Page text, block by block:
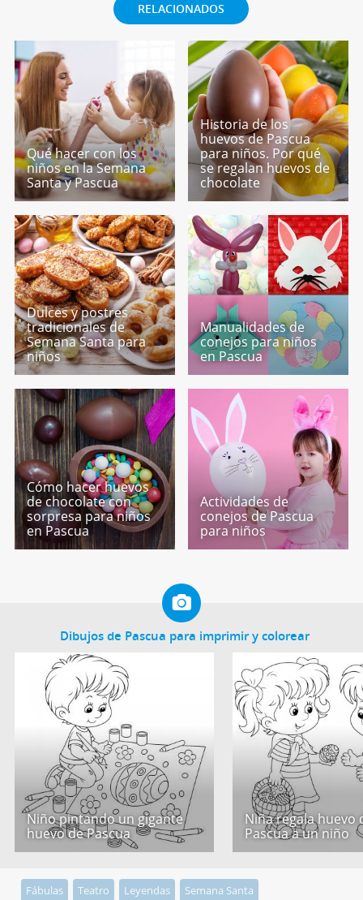
RELACIONADOS
Qué hacer con los
niños en la Semana
Santa y Pascua
Historia de los
huevos de Pascua
para niños. Por qué
se regalan huevos de
chocolate
Dulces y postres
tradicionales de
Semana Santa para
niños
Manualidades de
conejos para niños
en Pascua
Cómo hacer huevos
de chocolate con
sorpresa para niños
en Pascua
Actividades de
conejos de Pascua
para niños
Dibujos de Pascua para imprimir y colorear
Niño pintando un gigante
huevo de Pascua
Niña regala huevo
Pascua a un niño
Fábulas Teatro Leyendas Semana Santa